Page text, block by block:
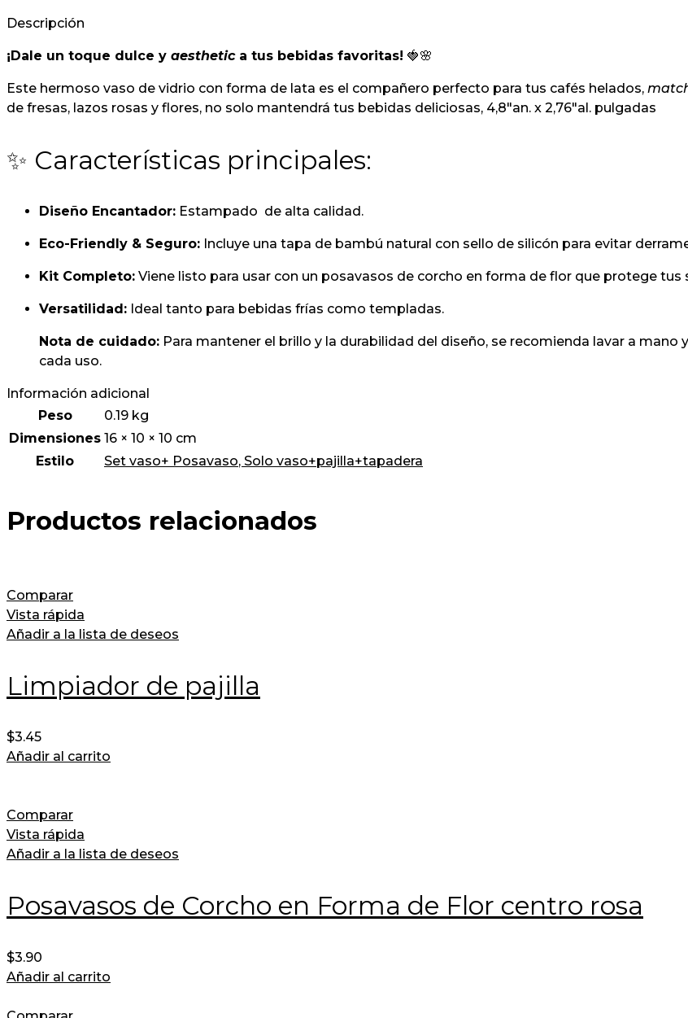
Descripción
¡Dale un toque dulce y aesthetica tus bebidas favoritas! 🍓🌸
Este hermoso vaso de vidrio con forma de lata es el compañero perfecto para tus cafés helados,
de fresas, lazos rosas y flores, no solo mantendrá tus bebidas deliciosas, 4,8″an. x 2,76″al. pulgadas
✨ Características principales:
Diseño Encantador: Estampado de alta calidad.
Eco-Friendly & Seguro: Incluye una tapa de bambú natural con sello de silicón para evitar
Kit Completo: Viene listo para usar con un posavasos de corcho en forma de flor que protege
Versatilidad: Ideal tanto para bebidas frías como templadas.
Nota de cuidado: Para mantener el brillo y la durabilidad del diseño, se recomienda lavar a
cada uso.
Información adicional
Peso
0.19 kg
Dimensiones 16 × 10 × 10 cm
Estilo
Set vaso+ Posavaso, Solo vaso+pajilla+tapadera
Productos relacionados
Comparar
Vista rápida
Añadir a la lista de deseos
Limpiador de pajilla
$3.45
Añadir al carrito
Comparar
Vista rápida
Añadir a la lista de deseos
Posavasos de Corcho en Forma de Flor centro rosa
$3.90
Añadir al carrito